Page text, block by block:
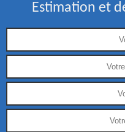
Estimation et